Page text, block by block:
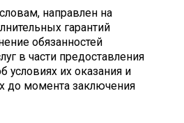
направлен на
гарантий
обязанностей
в части предоставления
условиях их оказания и
до момента заключения